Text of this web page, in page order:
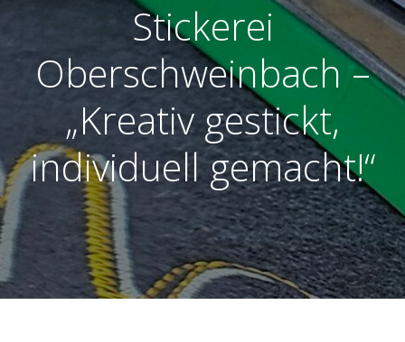
Stickerei
Oberschweinbach –
„Kreativ gestickt,
individuell gemacht!“